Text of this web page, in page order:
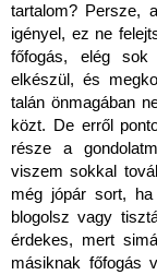
tartalom? Persze,
igényel, ez ne
főfogás, elég
elkészül, és
talán önmagában
közt. De erről
része a
viszem sokkal
még jópár sort, ha
blogolsz vagy
érdekes, mert
másiknak főfogás